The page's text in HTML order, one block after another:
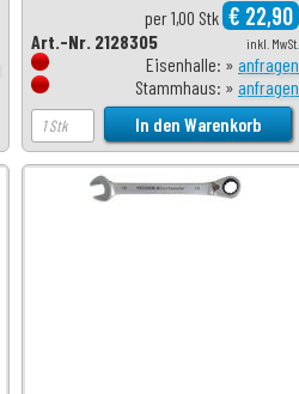
per 1,00 Stk € 22,90
inkl. MwSt.
Art.-Nr. 2128305
Eisenhalle: » anfragen
Stammhaus: » anfragen